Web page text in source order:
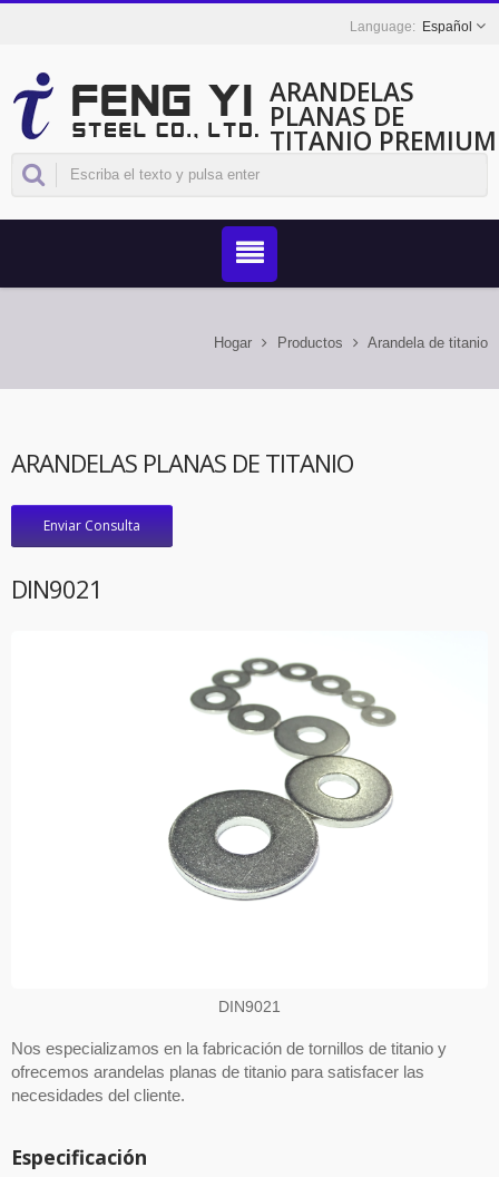
Español
ARANDELAS
PLANAS DE
TITANIO PREMIUM
GRADO
INGENIERIL
Hogar Productos Arandela de titanio
ARANDELAS PLANAS DE TITANIO
Enviar Consulta
DIN9021
DIN9021
Nos especializamos en la fabricación de tornillos de titanio y
ofrecemos arandelas planas de titanio para satisfacer las
necesidades del cliente.
Especificación